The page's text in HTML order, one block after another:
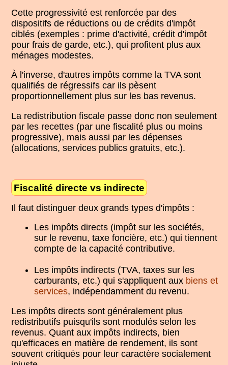
Cette progressivité est renforcée par des
dispositifs de réductions ou de crédits d'impôt
ciblés (exemples : prime d'activité, crédit d'impôt
pour frais de garde, etc.), qui profitent plus aux
ménages modestes.
À l'inverse, d'autres impôts comme la TVA sont
qualifiés de régressifs car ils pèsent
proportionnellement plus sur les bas revenus.
La redistribution fiscale passe donc non seulement
par les recettes (par une fiscalité plus ou moins
progressive), mais aussi par les dépenses
(allocations, services publics gratuits, etc.).
Fiscalité directe vs indirecte
Il faut distinguer deux grands types d'impôts :
Les impôts directs (impôt sur les sociétés,
sur le revenu, taxe foncière, etc.) qui tiennent
compte de la capacité contributive.
Les impôts indirects (TVA, taxes sur les
carburants, etc.) qui s'appliquent aux biens et
services, indépendamment du revenu.
Les impôts directs sont généralement plus
redistributifs puisqu'ils sont modulés selon les
revenus. Quant aux impôts indirects, bien
qu'efficaces en matière de rendement, ils sont
souvent critiqués pour leur caractère socialement